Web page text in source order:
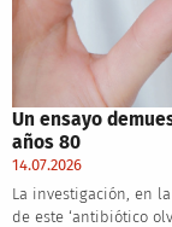
Un ensayo
años 80
14.07.2026
La investigación, en
de este ‘antibiótico